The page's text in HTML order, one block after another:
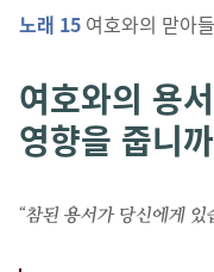
노래 15 여호와의 맏아
여호와의 용
영향을 줍니
“참된 용서가 당신에게 있